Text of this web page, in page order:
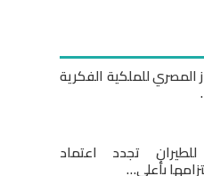
المصري للملكية الفكرية
تجدد اعتماد